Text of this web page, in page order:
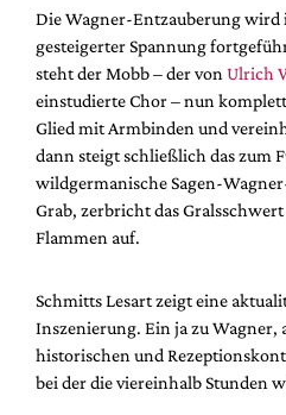
Die Wagner-Entzauberung
gesteigerter Spannung
steht der Mobb – der von Ulrich
einstudierte Chor – nun
Glied mit Armbinden und
dann steigt schließlich das zum
wildgermanische Sagen-
Grab, zerbricht das
Flammen auf.
Schmitts Lesart zeigt eine
Inszenierung. Ein ja zu Wagner,
historischen und
bei der die viereinhalb Stunden